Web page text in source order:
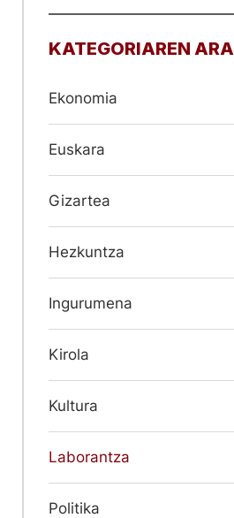
KATEGORIAREN
Ekonomia
Euskara
Gizartea
Hezkuntza
Ingurumena
Kirola
Kultura
Laborantza
Politika